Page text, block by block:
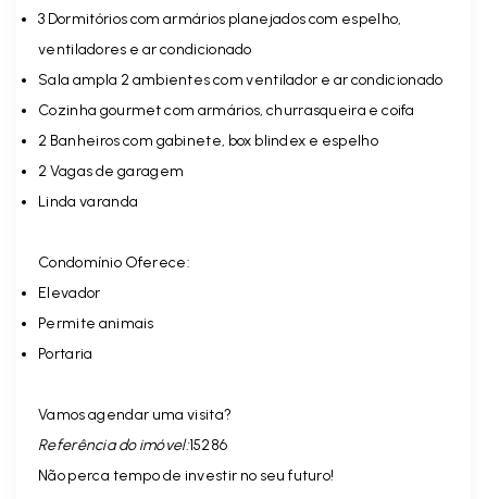
3 Dormitórios com armários planejados com espelho,
ventiladores e ar condicionado
Sala ampla 2 ambientes com ventilador e ar condicionado
Cozinha gourmet com armários, churrasqueira e coifa
2 Banheiros com gabinete, box blindex e espelho
2 Vagas de garagem
Linda varanda
Condomínio Oferece:
Elevador
Permite animais
Portaria
Vamos agendar uma visita?
Referência do imóvel:15286
Não perca tempo de investir no seu futuro!